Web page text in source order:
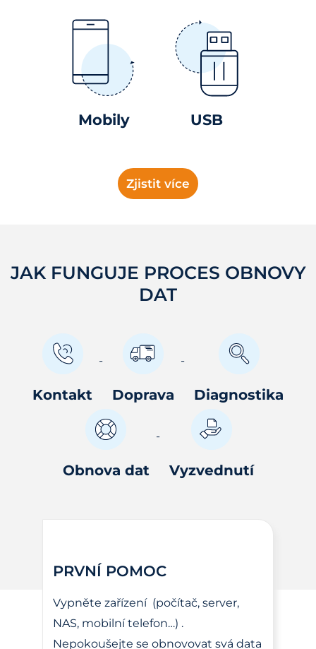
Mobily USB
Zjistit více
JAK FUNGUJE PROCES OBNOVY
DAT
Kontakt Doprava Diagnostika
Obnova dat Vyzvednutí
PRVNÍ POMOC
Vypněte zařízení (počítač, server,
NAS, mobilní telefon…) .
Nepokoušejte se obnovovat svá data